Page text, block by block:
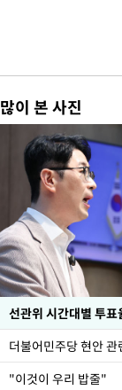
많이 본 사진
더불어민주당 현안 관
"이것이 우리 밥줄"